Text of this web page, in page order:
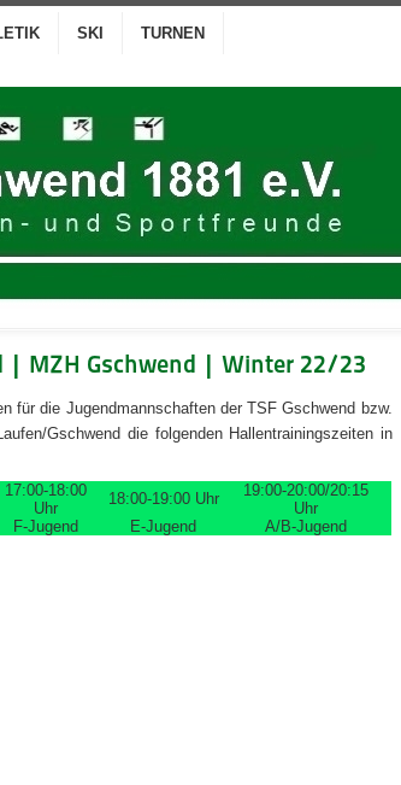
SKI TURNEN
| MZH Gschwend | Winter 22/23
für die Jugendmannschaften der TSF Gschwend bzw.
Gschwend die folgenden Hallentrainingszeiten in
17:00-18:00
Uhr
18:00-19:00 Uhr
19:00-20:00/20:15
Uhr
F-Jugend E-Jugend A/B-Jugend